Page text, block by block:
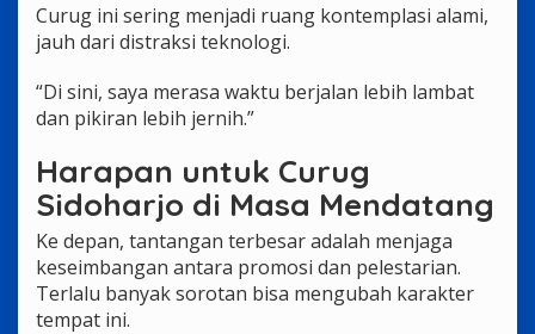
Curug ini sering menjadi ruang kontemplasi alami,
jauh dari distraksi teknologi.
“Di sini, saya merasa waktu berjalan lebih lambat
dan pikiran lebih jernih.”
Harapan untuk Curug
Sidoharjo di Masa Mendatang
Ke depan, tantangan terbesar adalah menjaga
keseimbangan antara promosi dan pelestarian.
Terlalu banyak sorotan bisa mengubah karakter
tempat ini.